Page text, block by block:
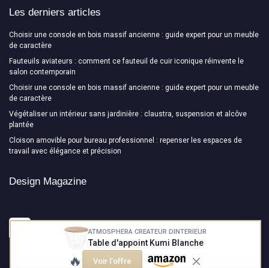
ATMOSPHERA CREATEUR DINTERIEUR
Table d'appoint Kumi Blanche
🔥 Voir l'offre
Les derniers articles
Choisir une console en bois massif ancienne : guide expert pour un meuble
de caractère
Fauteuils aviateurs : comment ce fauteuil de cuir iconique réinvente le
salon contemporain
Choisir une console en bois massif ancienne : guide expert pour un meuble
de caractère
Végétaliser un intérieur sans jardinière : claustra, suspension et alcôve
plantée
Cloison amovible pour bureau professionnel : repenser les espaces de
travail avec élégance et précision
Design Magazine